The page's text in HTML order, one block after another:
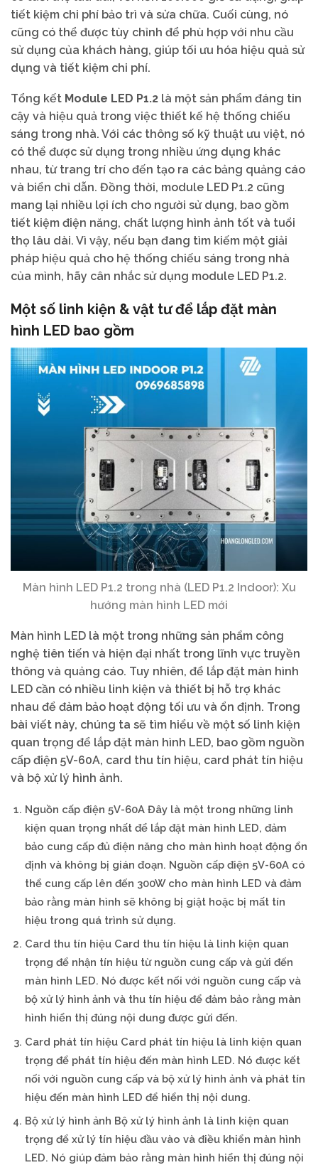
tiết kiệm chi phí bảo trì và sửa chữa. Cuối cùng, nó
cũng có thể được tùy chỉnh để phù hợp với nhu cầu
sử dụng của khách hàng, giúp tối ưu hóa hiệu quả sử
dụng và tiết kiệm chi phí.
Tổng kết Module LED P1.2 là một sản phẩm đáng tin
cậy và hiệu quả trong việc thiết kế hệ thống chiếu
sáng trong nhà. Với các thông số kỹ thuật ưu việt, nó
có thể được sử dụng trong nhiều ứng dụng khác
nhau, từ trang trí cho đến tạo ra các bảng quảng cáo
và biển chỉ dẫn. Đồng thời, module LED P1.2 cũng
mang lại nhiều lợi ích cho người sử dụng, bao gồm
tiết kiệm điện năng, chất lượng hình ảnh tốt và tuổi
thọ lâu dài. Vì vậy, nếu bạn đang tìm kiếm một giải
pháp hiệu quả cho hệ thống chiếu sáng trong nhà
của mình, hãy cân nhắc sử dụng module LED P1.2.
Một số linh kiện & vật tư để lắp đặt màn
hình LED bao gồm
Màn hình LED P1.2 trong nhà (LED P1.2 Indoor): Xu
hướng màn hình LED mới
Màn hình LED là một trong những sản phẩm công
nghệ tiên tiến và hiện đại nhất trong lĩnh vực truyền
thông và quảng cáo. Tuy nhiên, để lắp đặt màn hình
LED cần có nhiều linh kiện và thiết bị hỗ trợ khác
nhau để đảm bảo hoạt động tối ưu và ổn định. Trong
bài viết này, chúng ta sẽ tìm hiểu về một số linh kiện
quan trọng để lắp đặt màn hình LED, bao gồm nguồn
cấp điện 5V-60A, card thu tín hiệu, card phát tín hiệu
và bộ xử lý hình ảnh.
Nguồn cấp điện 5V-60A Đây là một trong những linh
kiện quan trọng nhất để lắp đặt màn hình LED, đảm
bảo cung cấp đủ điện năng cho màn hình hoạt động ổn
định và không bị gián đoạn. Nguồn cấp điện 5V-60A có
thể cung cấp lên đến 300W cho màn hình LED và đảm
bảo rằng màn hình sẽ không bị giật hoặc bị mất tín
hiệu trong quá trình sử dụng.
Card thu tín hiệu Card thu tín hiệu là linh kiện quan
trọng để nhận tín hiệu từ nguồn cung cấp và gửi đến
màn hình LED. Nó được kết nối với nguồn cung cấp và
bộ xử lý hình ảnh và thu tín hiệu để đảm bảo rằng màn
hình hiển thị đúng nội dung được gửi đến.
Card phát tín hiệu Card phát tín hiệu là linh kiện quan
trọng để phát tín hiệu đến màn hình LED. Nó được kết
nối với nguồn cung cấp và bộ xử lý hình ảnh và phát tín
hiệu đến màn hình LED để hiển thị nội dung.
Bộ xử lý hình ảnh Bộ xử lý hình ảnh là linh kiện quan
trọng để xử lý tín hiệu đầu vào và điều khiển màn hình
LED. Nó giúp đảm bảo rằng màn hình hiển thị đúng nội